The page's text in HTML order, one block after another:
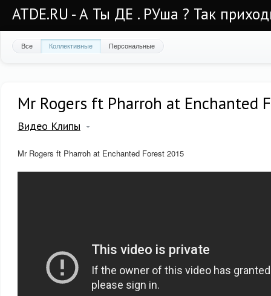
ATDE.RU - А Ты ДЕ . РУша ? Так
Все Коллективные Персональные
Mr Rogers ft Pharroh at Enchanted
Видео Клипы
Mr Rogers ft Pharroh at Enchanted Forest 2015